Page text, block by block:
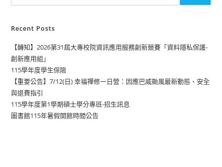
Recent Posts
【轉知】2026第31屆大專校院資訊應用服務創新競賽「資料隱私保護-
創新應用組」
115學年度學生保險
【重要公告】7/12(日) 幸福禪修一日營：因應巴威颱風最新動態、安全
與退費指引
115學年度第1學期碩士學分專班-招生訊息
圖書館115年暑假開館時間公告